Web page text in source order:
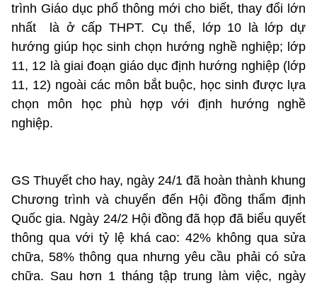
trình Giáo dục phổ thông mới cho biết, thay đổi lớn
nhất là ở cấp THPT. Cụ thể, lớp 10 là lớp dự
hướng giúp học sinh chọn hướng nghề nghiệp; lớp
11, 12 là giai đoạn giáo dục định hướng nghiệp (lớp
11, 12) ngoài các môn bắt buộc, học sinh được lựa
chọn môn học phù hợp với định hướng nghề
nghiệp.
GS Thuyết cho hay, ngày 24/1 đã hoàn thành khung
Chương trình và chuyển đến Hội đồng thẩm định
Quốc gia. Ngày 24/2 Hội đồng đã họp đã biểu quyết
thông qua với tỷ lệ khá cao: 42% không qua sửa
chữa, 58% thông qua nhưng yêu cầu phải có sửa
chữa. Sau hơn 1 tháng tập trung làm việc, ngày